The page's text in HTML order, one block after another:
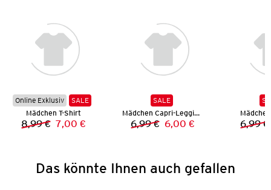
Online Exklusiv
SALE
Mädchen T-Shirt
Vorheriger Preis:
8,99 € Neuer Preis:
7,00 €
SALE
Mädchen Capri-Leggings
Vorheriger Preis:
6,99 € Neuer Preis:
6,00 € 6,99 €
Das könnte Ihnen auch gefallen